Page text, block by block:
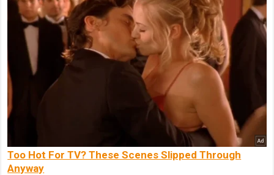
Too Hot For TV? These Scenes Slipped Through
Anyway